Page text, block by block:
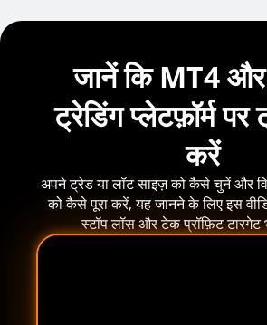
जानें कि MT4
ट्रेडिंग प्लेटफ़ॉर्म
करें
अपने ट्रेड या लॉट साइज़ को कैसे चुनें और
को कैसे पूरा करें, यह जानने के लिए इस
स्टॉप लॉस और टेक प्रॉफ़िट टारगेट